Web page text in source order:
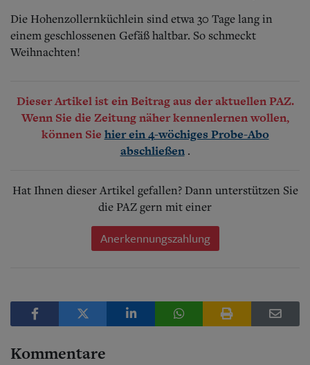
Die Hohenzollernküchlein sind etwa 30 Tage lang in
einem geschlossenen Gefäß haltbar. So schmeckt
Weihnachten!
Dieser Artikel ist ein Beitrag aus der aktuellen PAZ.
Wenn Sie die Zeitung näher kennenlernen wollen,
können Sie hier ein 4-wöchiges Probe-Abo
abschließen .
Hat Ihnen dieser Artikel gefallen? Dann unterstützen Sie
die PAZ gern mit einer
Anerkennungszahlung
Kommentare